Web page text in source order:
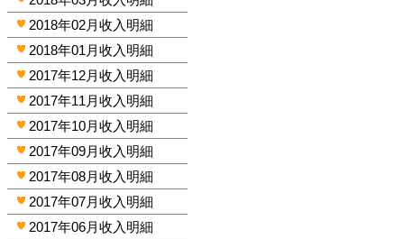
2018年02月收入明細
2018年01月收入明細
2017年12月收入明細
2017年11月收入明細
2017年10月收入明細
2017年09月收入明細
2017年08月收入明細
2017年07月收入明細
2017年06月收入明細